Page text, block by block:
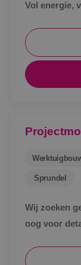
Vol energie,
Sprundel
Wij zoeken
oog voor